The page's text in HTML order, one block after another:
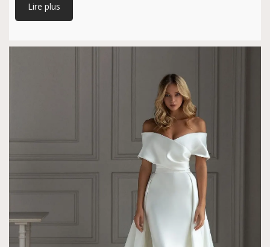
Lire plus